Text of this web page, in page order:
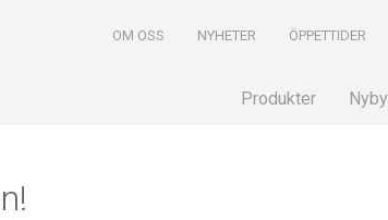
OM OSS NYHETER ÖPPETTIDER
Produkter